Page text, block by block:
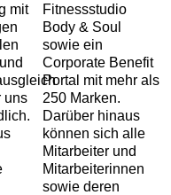
mit
uns
Fitnessstudio
Body & Soul
sowie ein
Corporate Benefit
Portal mit mehr als
250 Marken.
Darüber hinaus
können sich alle
Mitarbeiter und
Mitarbeiterinnen
sowie deren